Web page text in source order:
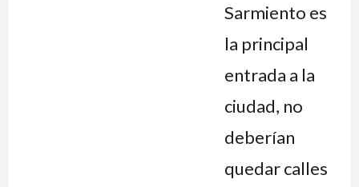
Sarmiento es
la principal
entrada a la
ciudad, no
deberían
quedar calles